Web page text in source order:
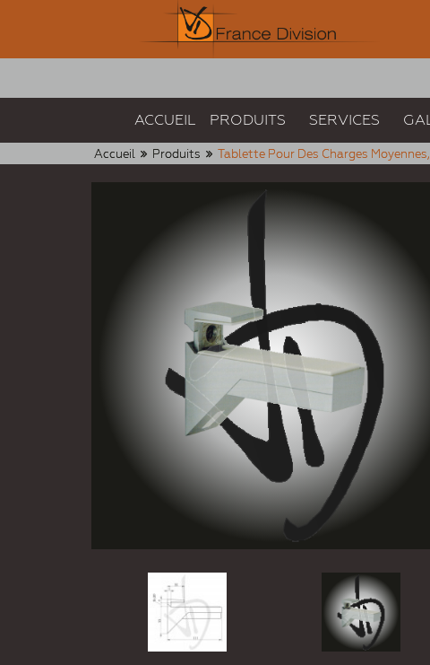
ACCUEIL PRODUITS SERVICES
Accueil Produits Tablette Pour Des Charges